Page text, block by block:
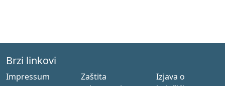
Brzi linkovi
Impressum
Zaštita
Izjava o